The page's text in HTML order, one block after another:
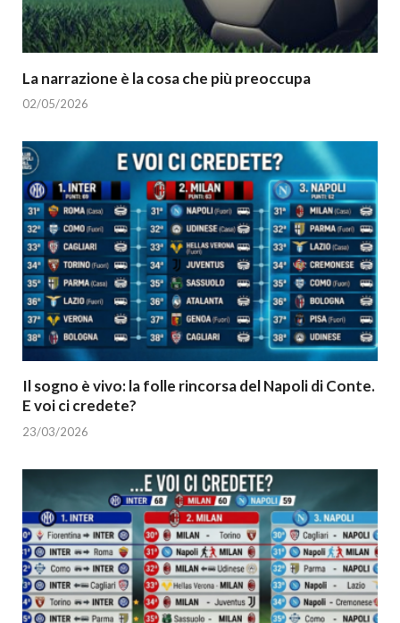
La narrazione è la cosa che più preoccupa
02/05/2026
Il sogno è vivo: la folle rincorsa del Napoli di Conte.
E voi ci credete?
23/03/2026